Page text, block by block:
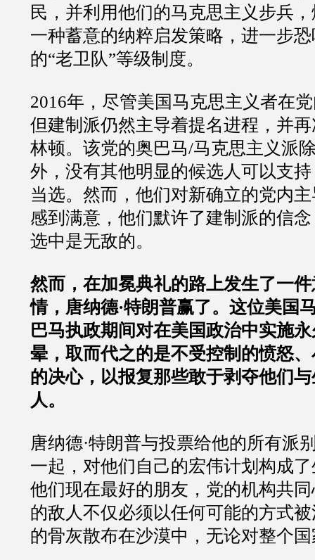
民，并利用他们的马克思主义步兵
一种蓄意的纳粹启发策略，进一步
的“老卫队”等级制度。
2016年，尽管美国马克思主义者在
但建制派仍然主导着提名进程，并
林顿。该党的奥巴马/马克思主义派
外，没有其他明显的候选人可以支
当选。然而，他们对新确立的党内
感到满意，他们默许了建制派的信
选中是无敌的。
然而，在加冕典礼的路上发生了一
情，唐纳德·特朗普赢了。这位美国
巴马执政期间对在美国政治中实施
晕，取而代之的是不受控制的愤怒
的决心，以报复那些敢于剥夺他们
人。
唐纳德·特朗普与投票给他的所有派
一起，对他们自己的宏伟计划构成
他们现在最好的朋友，党的机构共
的敌人不仅必须以任何可能的方式
的骨灰散布在沙漠中，无论对整个